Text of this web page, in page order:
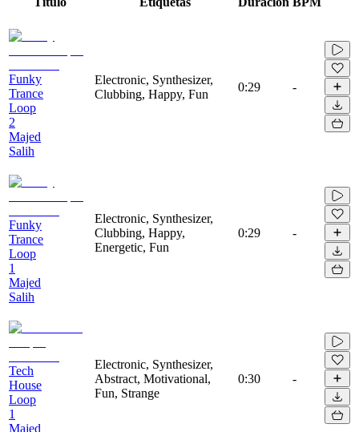
Funky
Trance
Loop
2
Majed
Salih
Electronic, Synthesizer,
Clubbing, Happy, Fun
0:29 -
Funky
Trance
Loop
1
Majed
Salih
Electronic, Synthesizer,
Clubbing, Happy,
Energetic, Fun
0:29 -
Tech
House
Loop
1
Majed
Electronic, Synthesizer,
Abstract, Motivational,
Fun, Strange
0:30 -